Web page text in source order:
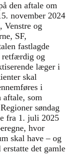
den aftale om
november 2024
Venstre og
SF,
fastlagde
retfærdig og
læger i
skal
i
aftale, som
søndag
fra 1. juli 2025
hvor
skal have – og
det gamle